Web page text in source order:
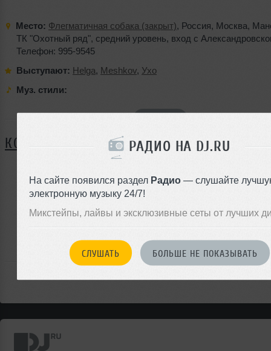
РАДИО НА DJ.RU
На сайте появился раздел Радио — слушайте
электронную музыку 24/7!
Микстейпы, лайвы и эксклюзивные сеты от лучших
СЛУШАТЬ БОЛЬШЕ НЕ ПОКАЗЫВАТЬ
Место: Флегматичная собака (закрыт), Россия, Москва,
ТК "Охотный ряд", средний уровень, вход с
Телефон: 995-9545
Выступают: Helga, Meshkov, Ухо
Муз. стили:
КОММЕНТАРИИ
ЗАРЕГИСТРИРУЙТЕСЬ
Или